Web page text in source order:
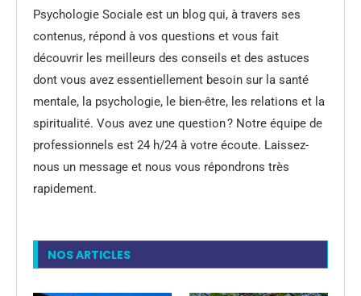
Psychologie Sociale est un blog qui, à travers ses
contenus, répond à vos questions et vous fait
découvrir les meilleurs des conseils et des astuces
dont vous avez essentiellement besoin sur la santé
mentale, la psychologie, le bien-être, les relations et la
spiritualité. Vous avez une question ? Notre équipe de
professionnels est 24 h/24 à votre écoute. Laissez-
nous un message et nous vous répondrons très
rapidement.
NOS ARTICLES